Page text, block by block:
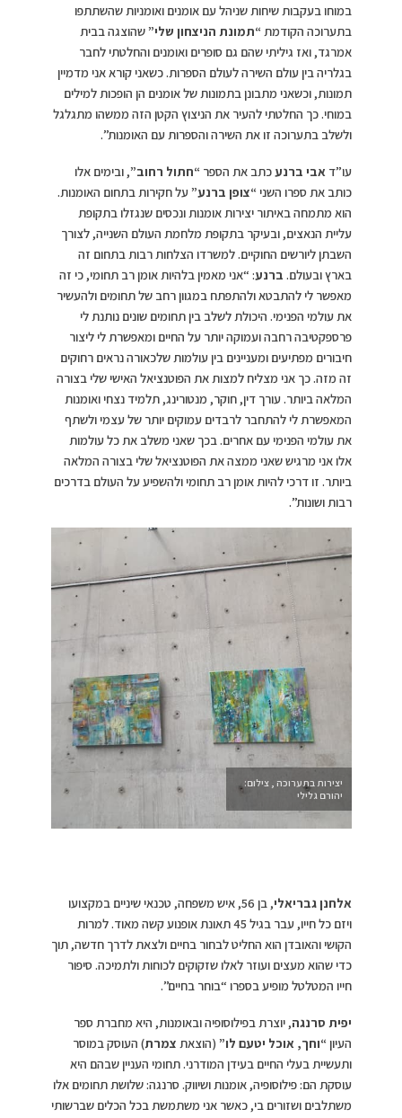
במוחו בעקבות שיחות שניהל עם אומנים ואומניות שהשתתפו
בתערוכה הקודמת“תמונת הניצחון שלי”שהוצגה בבית
אמרגד, ואז גיליתי שהם גם סופרים ואומנים והחלטתי לחבר
בגלריה בין עולם השירה לעולם הספרות. כשאני קורא אני מדמיין
תמונות, וכשאני מתבונן בתמונות של אומנים הן הופכות למילים
במוחי. כך החלטתי להעיר את הניצוץ הקטן הזה ממשהו מתגלגל
ולשלב בתערוכה זו את השירה והספרות עם האומנות”.
עו”ד אבי ברנע כתב את הספר“חתול רחוב”, ובימים אלו
כותב את ספרו השני“צופן ברנע”על חקירות בתחום האומנות.
הוא מתמחה באיתור יצירות אומנות ונכסים שנגזלו בתקופת
עליית הנאצים, ובעיקר בתקופת מלחמת העולם השנייה, לצורך
השבתן ליורשים החוקיים. למשרדו הצלחות רבות בתחום זה
בארץ ובעולם. ברנע: “אני מאמין בלהיות אומן רב תחומי, כי זה
מאפשר לי להתבטא ולהתפתח במגוון רחב של תחומים ולהעשיר
את עולמי הפנימי. היכולת לשלב בין תחומים שונים נותנת לי
פרספקטיבה רחבה ועמוקה יותר על החיים ומאפשרת לי ליצור
חיבורים מפתיעים ומעניינים בין עולמות שלכאורה נראים רחוקים
זה מזה. כך אני מצליח למצות את הפוטנציאל האישי שלי בצורה
המלאה ביותר. עורך דין, חוקר, מנטורינג, תלמיד נצחי ואומנות
המאפשרת לי להתחבר לרבדים עמוקים יותר של עצמי ולשתף
את עולמי הפנימי עם אחרים. בכך שאני משלב את כל עולמות
אלו אני מרגיש שאני ממצה את הפוטנציאל שלי בצורה המלאה
ביותר. זו דרכי להיות אומן רב תחומי ולהשפיע על העולם בדרכים
רבות ושונות”.
יצירות בתערוכה , צילום:
יהורם גלילי
אלחנן גבריאלי
, בן 56, איש משפחה, טכנאי שיניים במקצועו
ויזם כל חייו, עבר בגיל 45 תאונת אופנוע קשה מאוד. למרות
הקושי והאובדן הוא החליט לבחור בחיים ולצאת לדרך חדשה, תוך
כדי שהוא מעצים ועוזר לאלו שזקוקים לכוחות ולתמיכה. סיפור
חייו המטלטל מופיע בספרו “בוחר בחיים”.
יפית סרנגה, יוצרת בפילוסופיה ובאומנות, היא מחברת ספר
העיון“וחך, אוכל יטעם לו” (הוצאת צמרת) העוסק במוסר
ותעשיית בעלי החיים בעידן המודרני. תחומי העניין שבהם היא
עוסקת הם: פילוסופיה, אומנות ושיווק. סרנגה: שלושת תחומים אלו
משתלבים ושזורים בי, כאשר אני משתמשת בכל הכלים שברשותי